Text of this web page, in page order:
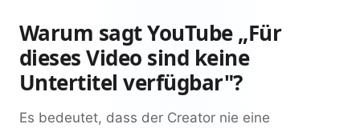
Warum sagt YouTube „Für
dieses Video sind keine
Untertitel verfügbar"?
Es bedeutet, dass der Creator nie eine